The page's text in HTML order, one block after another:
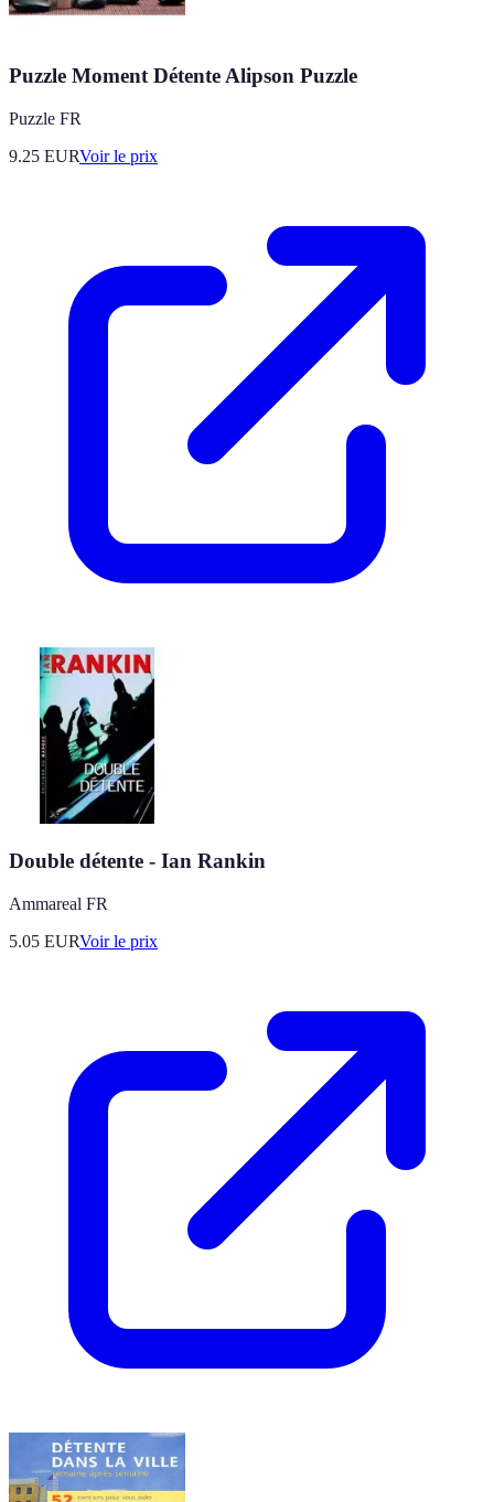
Puzzle Moment Détente Alipson Puzzle
Puzzle FR
9.25 EURVoir le prix
Double détente - Ian Rankin
Ammareal FR
5.05 EURVoir le prix